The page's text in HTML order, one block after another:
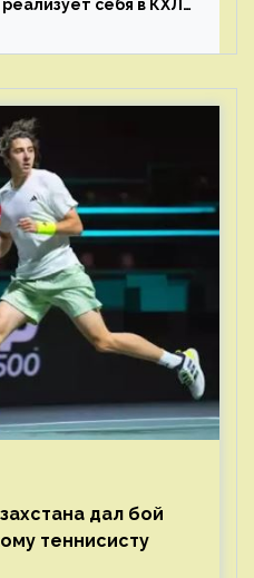
себя в КХЛ
его в рамки
дал бой
теннисисту